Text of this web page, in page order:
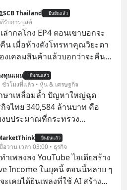
โลก ถูกมหาเศรษฐีคู่แข่งทุ่มเงิน
อเรื่องจริงของ
ฐานข้อมูลระดับตำนานที่
รมเมอร์คนหนึ่งใช้เวลา 27 ปี
ผลงานชิ้นเอกกำลังจะตกไปอยู่
องอาณาจักรที่จ้องจะทำลายมัน
นต้องเขียนจดหมายเปิดผนึก
นทั้งอินเทอร์เน็ตให้ช่วยหยุดยั้ง
รั้งประวัติศาสตร์? ยักษ์ใหญ่
ไปพัฒนาต่อ หรือแค่ซื้อไป “ฆ่า”
างกันแน่? และทำไมจุดจบของ
ถึงเป็นการฆาตกรรมแบบสโลว์
มีแม้แต่ศพให้เห็น? เลือกฟัง
SCB Thailand ยืนยันแล้ว
รับการบูสต์
ล่ากลโกง EP4 ตอนเขาบอกจะ
คืน เมื่อห้างดังโทรหาคุณวิยะดา
องเคลมสินค้าแล้วบอกว่าจะคืน
เก๋าเล่ากล
ตอน “เขาบอกว่าจะได้เงิน
งยั่งยืน #Cybersecurity #เตือน
ทุนแมน ยืนยันแล้ว
ชั่วโมงที่แล้ว • หุ้น & เศรษฐกิจ
ษาเหลื่อมล้ำ ปัญหาใหญ่ฉุด
กิจไทย 340,584 ล้านบาท คือ
งบประมาณที่กระทรวง
ประจำปี 2568 ซึ่งมากที่สุดเป็น
รองจากกระทรวงการคลัง
ยืนยันแล้ว
อวาน เวลา 03:00 • ธุรกิจ
ำเพลงลง YouTube ไอเดียสร้าง
Income ในยุคนี้ ตอนนี้หลาย ๆ
ะเคยได้ยินเพลงที่ใช้ AI สร้าง